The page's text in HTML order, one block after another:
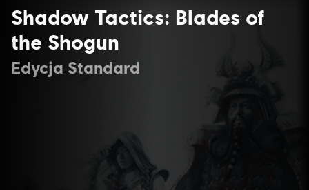
Shadow Tactics: Blades of
the Shogun
Edycja Standard